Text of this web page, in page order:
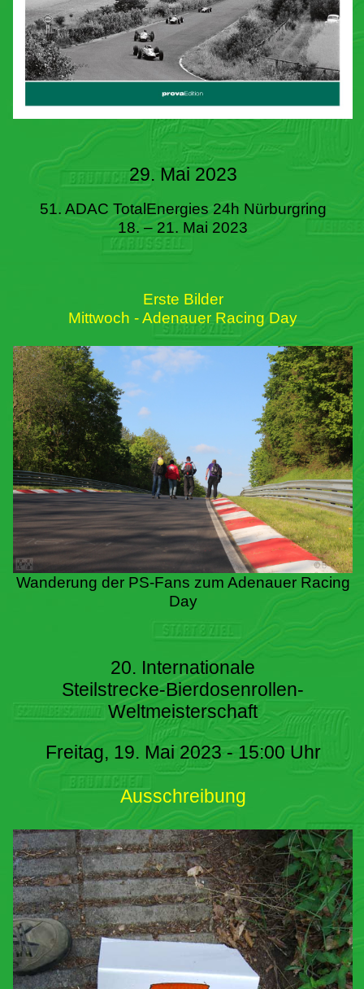
29. Mai 2023
51. ADAC TotalEnergies 24h Nürburgring
18. – 21. Mai 2023
Erste Bilder
Mittwoch - Adenauer Racing Day
Wanderung der PS-Fans zum Adenauer Racing
Day
20. Internationale
Steilstrecke-Bierdosenrollen-
Weltmeisterschaft
Freitag, 19. Mai 2023 - 15:00 Uhr
Ausschreibung